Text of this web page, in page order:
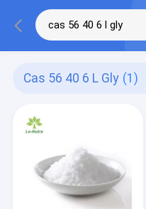
Cas 56 40 6 L Gly (1)